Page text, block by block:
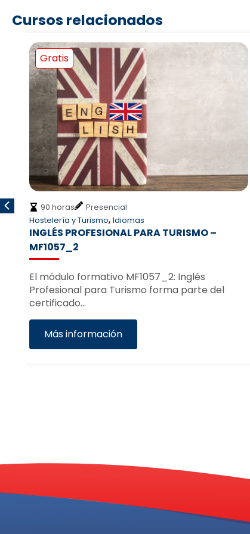
Cursos relacionados
Gratis
60 horas
Teleformación
Empresa, Medio Ambiente
SISTEMA DE GESTIÓN MEDIOAMBIENTAL: ISO
14001 – ADGD249PO
El curso de Sistema de Gestión
Medioambiental: ISO 14001 ofrece los
conocimientos…
Más información